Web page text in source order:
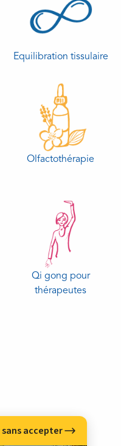
Equilibration tissulaire
Olfactothérapie
Qi gong pour
thérapeutes